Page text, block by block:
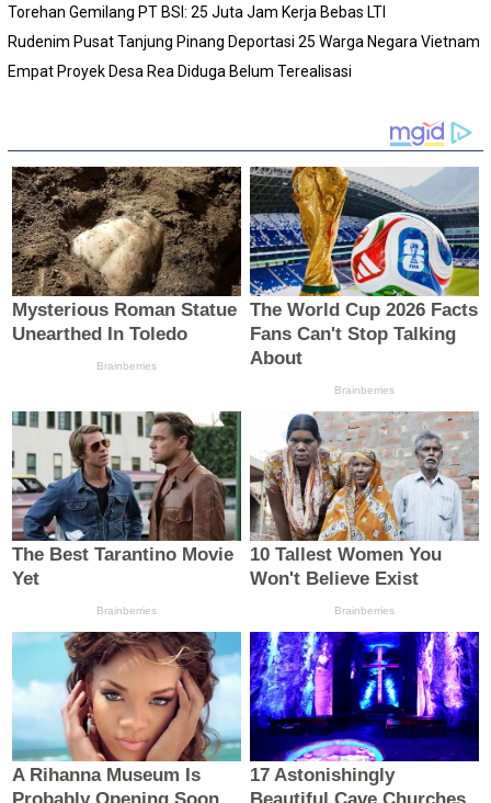
Torehan Gemilang PT BSI: 25 Juta Jam Kerja Bebas LTI
Rudenim Pusat Tanjung Pinang Deportasi 25 Warga Negara Vietnam
Empat Proyek Desa Rea Diduga Belum Terealisasi